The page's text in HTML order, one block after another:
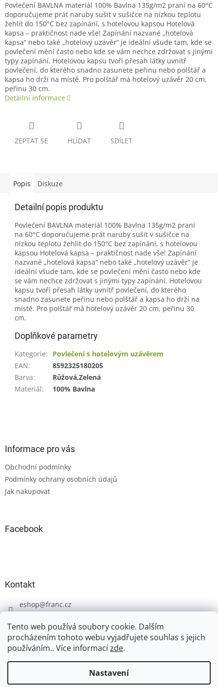
Tento web používá soubory cookie. Dalším
procházením tohoto webu vyjadřujete souhlas s jejich
používáním.. Více informacízde.
Nastavení
Povlečení BAVLNA materiál 100% Bavlna 135g/m2 praní na 60°C
doporučujeme prát naruby sušit v sušičce na nízkou teplotu
žehlit do 150°C bez zapínání, s hotelovou kapsou Hotelová
kapsa – praktičnost nade vše! Zapínání nazvané „hotelová
kapsa“ nebo také „hotelový uzávěr“ je ideální všude tam, kde se
povlečení mění často nebo kde se vám nechce zdržovat s jinými
typy zapínání. Hotelovou kapsu tvoří přesah látky uvnitř
povlečení, do kterého snadno zasunete peřinu nebo polštář a
kapsa ho drží na místě. Pro polštář má hotelový uzávěr 20 cm,
peřinu 30 cm.
Detailní informace
ZEPTAT SE HLÍDAT SDÍLET
Popis Diskuze
Detailní popis produktu
Povlečení BAVLNA materiál 100% Bavlna 135g/m2 praní
na 60°C doporučujeme prát naruby sušit v sušičce na
nízkou teplotu žehlit do 150°C bez zapínání, s hotelovou
kapsou Hotelová kapsa – praktičnost nade vše! Zapínání
nazvané „hotelová kapsa“ nebo také „hotelový uzávěr“ je
ideální všude tam, kde se povlečení mění často nebo kde
se vám nechce zdržovat s jinými typy zapínání. Hotelovou
kapsu tvoří přesah látky uvnitř povlečení, do kterého
snadno zasunete peřinu nebo polštář a kapsa ho drží na
místě. Pro polštář má hotelový uzávěr 20 cm, peřinu 30
cm.
Doplňkové parametry
Kategorie:
Povlečení s hotelovým uzávěrem
EAN:
8592325180205
Barva:
Růžová,Zelená
Materiál: 100% Bavlna
Informace pro vás
Obchodní podmínky
Podmínky ochrany osobních údajů
Jak nakupovat
Facebook
Kontakt
eshop@franc.cz
Vytvořil Shoptet